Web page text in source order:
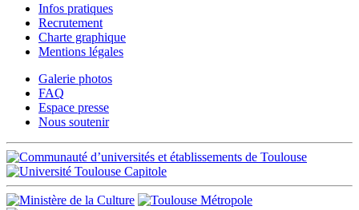
Infos pratiques
Recrutement
Charte graphique
Mentions légales
Galerie photos
FAQ
Espace presse
Nous soutenir